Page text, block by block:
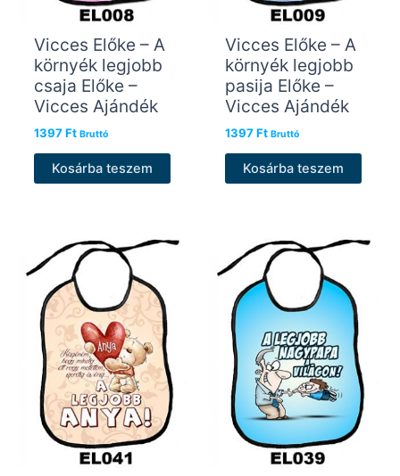
Vicces Előke – A
környék legjobb
csaja Előke –
Vicces Ajándék
1397Ft Bruttó
Kosárba teszem
Vicces Előke – A
környék legjobb
pasija Előke –
Vicces Ajándék
1397Ft Bruttó
Kosárba teszem